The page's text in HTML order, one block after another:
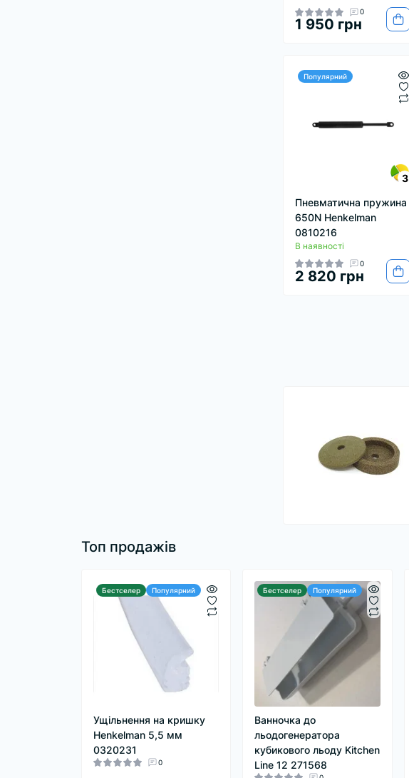
0
1 950 грн
Популярний
3
Пневматична пружина
650N Henkelman
0810216
В наявності
0
2 820 грн
Топ продажів
Бестселер Популярний
Ущільнення на кришку
Henkelman 5,5 мм
0320231
0
Бестселер Популярний
Ванночка до
льодогенератора
кубикового льоду Kitchen
Line 12 271568